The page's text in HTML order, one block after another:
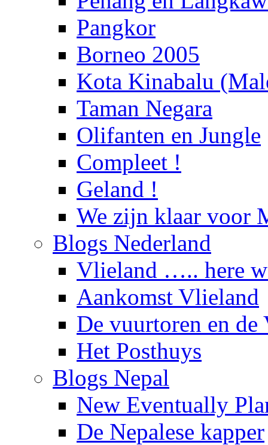
Pangkor
Borneo 2005
Kota Kinabalu
Taman Negara
Olifanten en Jungle
Compleet !
Geland !
We zijn klaar voor
Blogs Nederland
Vlieland ….. here
Aankomst Vlieland
De vuurtoren en de
Het Posthuys
Blogs Nepal
New Eventually
De Nepalese kapper